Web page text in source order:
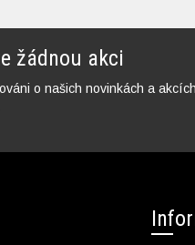
žádnou akci
o našich novinkách a